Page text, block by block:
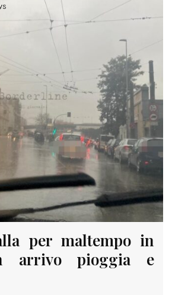
per maltempo in
arrivo pioggia e